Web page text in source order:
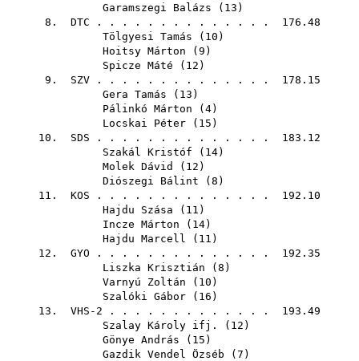
Garamszegi Balázs ( 13 )
8. DTC . . . . . . . . . . . . . . 176.48
Tölgyesi Tamás ( 10 )
Hoitsy Márton ( 9 )
Spicze Máté ( 12 )
9. SZV . . . . . . . . . . . . . . 178.15
Gera Tamás ( 13 )
Pálinkó Márton ( 4)
Locskai Péter ( 15 )
10. SDS . . . . . . . . . . . . . . 183.12
Szakál Kristóf ( 14)
Molek Dávid
( 12 )
Diószegi Bálint ( 8 )
11. KOS . . . . . . . . . . . . . . 192.10
Hajdu Szása ( 11 )
Incze Márton ( 14)
Hajdu Marcell ( 11 )
12. GYO . . . . . . . . . . . . . . 192.35
Liszka Krisztián ( 8 )
Varnyú Zoltán ( 10 )
Szalóki Gábor ( 16 )
13. VHS-2 . . . . . . . . . . . . . 193.49
Szalay Károly ifj.
( 12 )
Gönye András ( 15 )
Gazdik Vendel Özséb ( 7 )